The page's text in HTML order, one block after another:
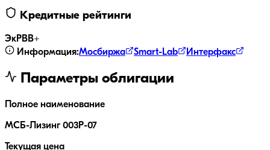
Кредитные рейтинги
ЭкРBB+
Информация:Мосбиржа Smart-Lab Интерфакс
Параметры облигации
Полное наименование
МСБ-Лизинг 003P-07
Текущая цена